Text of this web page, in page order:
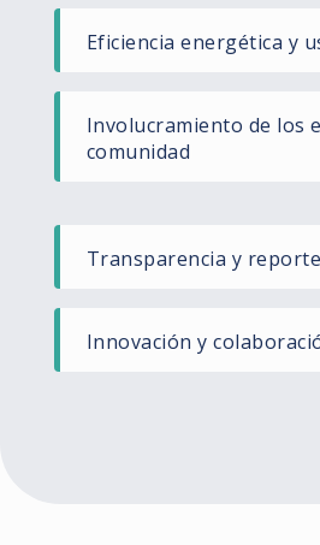
Eficiencia energética y
Involucramiento de los
comunidad​
Transparencia y
Innovación y